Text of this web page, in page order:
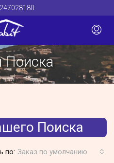
Поиска
Поиска
по: Заказ по умолчанию